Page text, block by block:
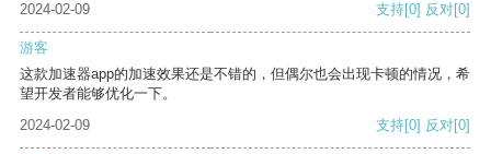
2024-02-09 支持[0] 反对[0]
游客
这款加速器app的加速效果还是不错的，但偶尔也会出现卡顿的情况，希
望开发者能够优化一下。
2024-02-09
支持[0] 反对[0]